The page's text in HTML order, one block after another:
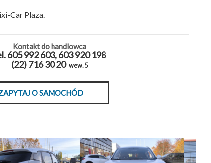
Car Plaza.
Kontakt do handlowca
605 992 603, 603 920 198
(22) 716 30 20 wew. 5
O SAMOCHÓD